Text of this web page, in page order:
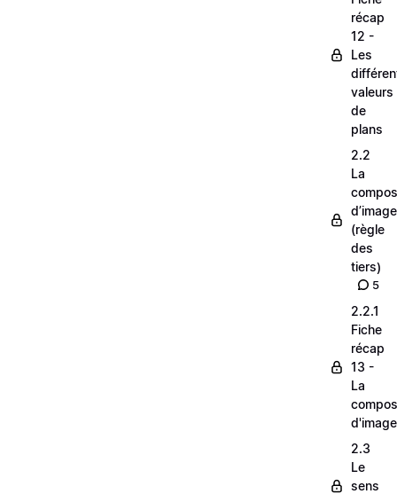
récap
12 -
Les
valeurs
de
plans
2.2
La
d’image
(règle
des
tiers)
5
2.2.1
Fiche
récap
13 -
La
d'image
2.3
Le
sens